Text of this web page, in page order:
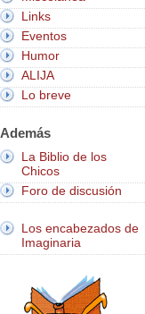
Links
Eventos
Humor
ALIJA
Lo breve
Además
La Biblio de los
Chicos
Foro de discusión
Los encabezados de
Imaginaria